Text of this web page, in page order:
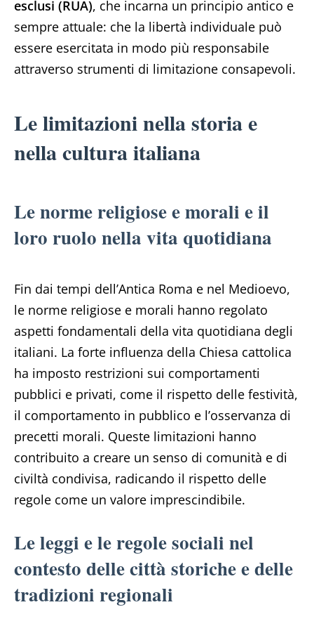
esclusi (RUA), che incarna un principio antico e
sempre attuale: che la libertà individuale può
essere esercitata in modo più responsabile
attraverso strumenti di limitazione consapevoli.
Le limitazioni nella storia e
nella cultura italiana
Le norme religiose e morali e il
loro ruolo nella vita quotidiana
Fin dai tempi dell’Antica Roma e nel Medioevo,
le norme religiose e morali hanno regolato
aspetti fondamentali della vita quotidiana degli
italiani. La forte influenza della Chiesa cattolica
ha imposto restrizioni sui comportamenti
pubblici e privati, come il rispetto delle festività,
il comportamento in pubblico e l’osservanza di
precetti morali. Queste limitazioni hanno
contribuito a creare un senso di comunità e di
civiltà condivisa, radicando il rispetto delle
regole come un valore imprescindibile.
Le leggi e le regole sociali nel
contesto delle città storiche e delle
tradizioni regionali